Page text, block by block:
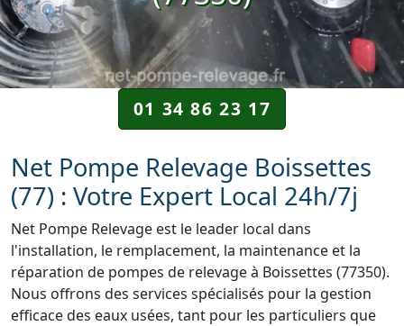
01 34 86 23 17
Net Pompe Relevage Boissettes
(77) : Votre Expert Local 24h/7j
Net Pompe Relevage est le leader local dans
l'installation, le remplacement, la maintenance et la
réparation de pompes de relevage à Boissettes (77350).
Nous offrons des services spécialisés pour la gestion
efficace des eaux usées, tant pour les particuliers que